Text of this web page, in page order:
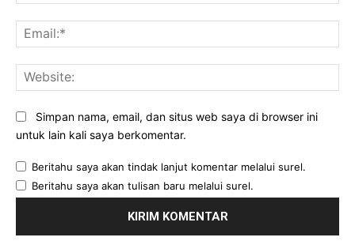
Simpan nama, email, dan situs web saya di browser ini
untuk lain kali saya berkomentar.
Beritahu saya akan tindak lanjut komentar melalui surel.
Beritahu saya akan tulisan baru melalui surel.